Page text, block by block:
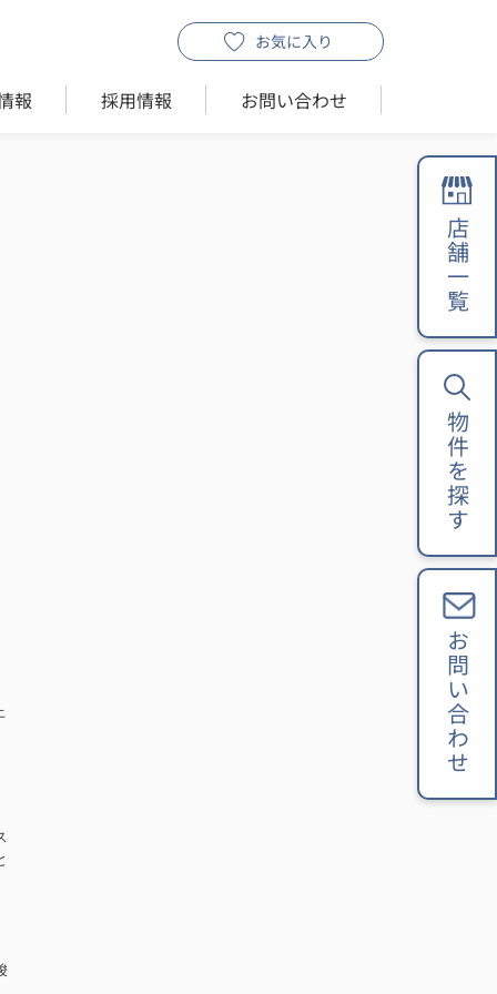
お気に入り
報 採用情報 お問い合わせ
店舗一覧
物件を探す
お問い合わせ